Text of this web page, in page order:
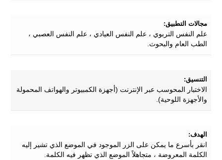
مجالات التطبيق:
علم النفس التربوي ، علم النفس العيادي ، علم النفس العصبي ،
الطب العام والبحوث.
التنسيق:
الاختبار المحوسب عبر الإنترنت (أجهزة الكمبيوتر والهواتف المحمولة
والأجهزة اللوحية).
الهدف:
انقر بأسرع ما يمكن على الزر الموجود في الموضع الذي تشير إليه
الكلمة المعروضة ، متجاهلاً الموضع الذي تظهر فيه الكلمة.